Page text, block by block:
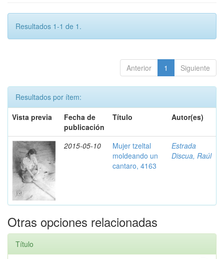
Resultados 1-1 de 1.
Anterior 1 Siguiente
Resultados por ítem:
Vista previa
Fecha de
publicación
Título Autor(es)
2015-05-10
Mujer tzeltal
moldeando un
cantaro, 4163
Estrada
Discua, Raúl
Otras opciones relacionadas
Título